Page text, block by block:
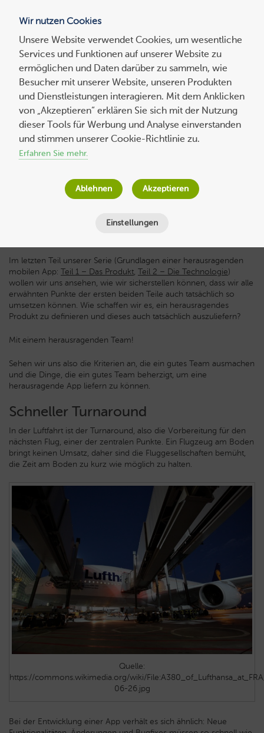
Suchen
nach:
Grundlagen einer herausragenden
mobilen App – Teil 3: Das Team
Christian Seifert am13. Juli 2020
Minuten
Im letzten Teil unserer Serie (Grundlagen einer herausragenden
mobilen App: Teil 1 – Das Produkt, Teil 2 – Die Technologie)
wollen wir uns ansehen, wie wir sicherstellen können, dass wir alle
erwähnten Punkte der ersten beiden Teile auch tatsächlich so
umsetzen können. Wie schaffen wir es, ein herausragendes
Produkt zu definieren und dieses auch tatsächlich auszuliefern?
Mit einem herausragenden Team!
Sehen wir uns also die Kriterien an, die ein gutes Team ausmachen
und die Dinge, die ein gutes Team beherzigt, um eine
herausragende App liefern zu können.
Schneller Turnaround
In der Luftfahrt ist der Turnaround, also die Vorbereitung für den
nächsten Flug, einer der zentralen Punkte. Ein Flugzeug am Boden
bringt keinen Umsatz, daher sind die Fluggesellschaften bemüht,
die Zeit am Boden zu kurz wie möglich zu halten.
Quelle:
https://commons.wikimedia.org/wiki/
06-26.jpg
Bei der Entwicklung einer App verhält es sich ähnlich: Neue
Wir nutzen Cookies
Unsere Website verwendet Cookies, um wesentliche
Services und Funktionen auf unserer Website zu
ermöglichen und Daten darüber zu sammeln, wie
Besucher mit unserer Website, unseren Produkten
und Dienstleistungen interagieren. Mit dem Anklicken
von „Akzeptieren“ erklären Sie sich mit der Nutzung
dieser Tools für Werbung und Analyse einverstanden
und stimmen unserer Cookie-Richtlinie zu.
Erfahren Sie mehr.
Einstellungen
Ablehnen Akzeptieren